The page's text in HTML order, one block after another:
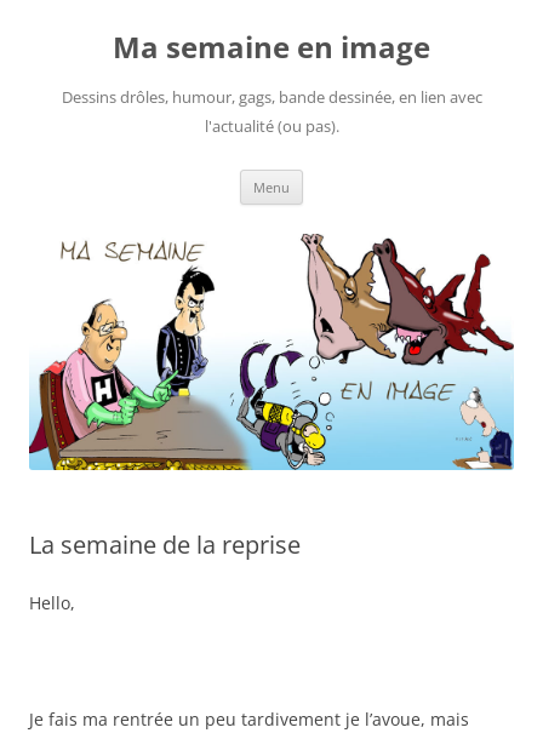
Ma semaine en image
Dessins drôles, humour, gags, bande dessinée, en lien avec
l'actualité (ou pas).
Menu
La semaine de la reprise
Hello,
Je fais ma rentrée un peu tardivement je l’avoue, mais